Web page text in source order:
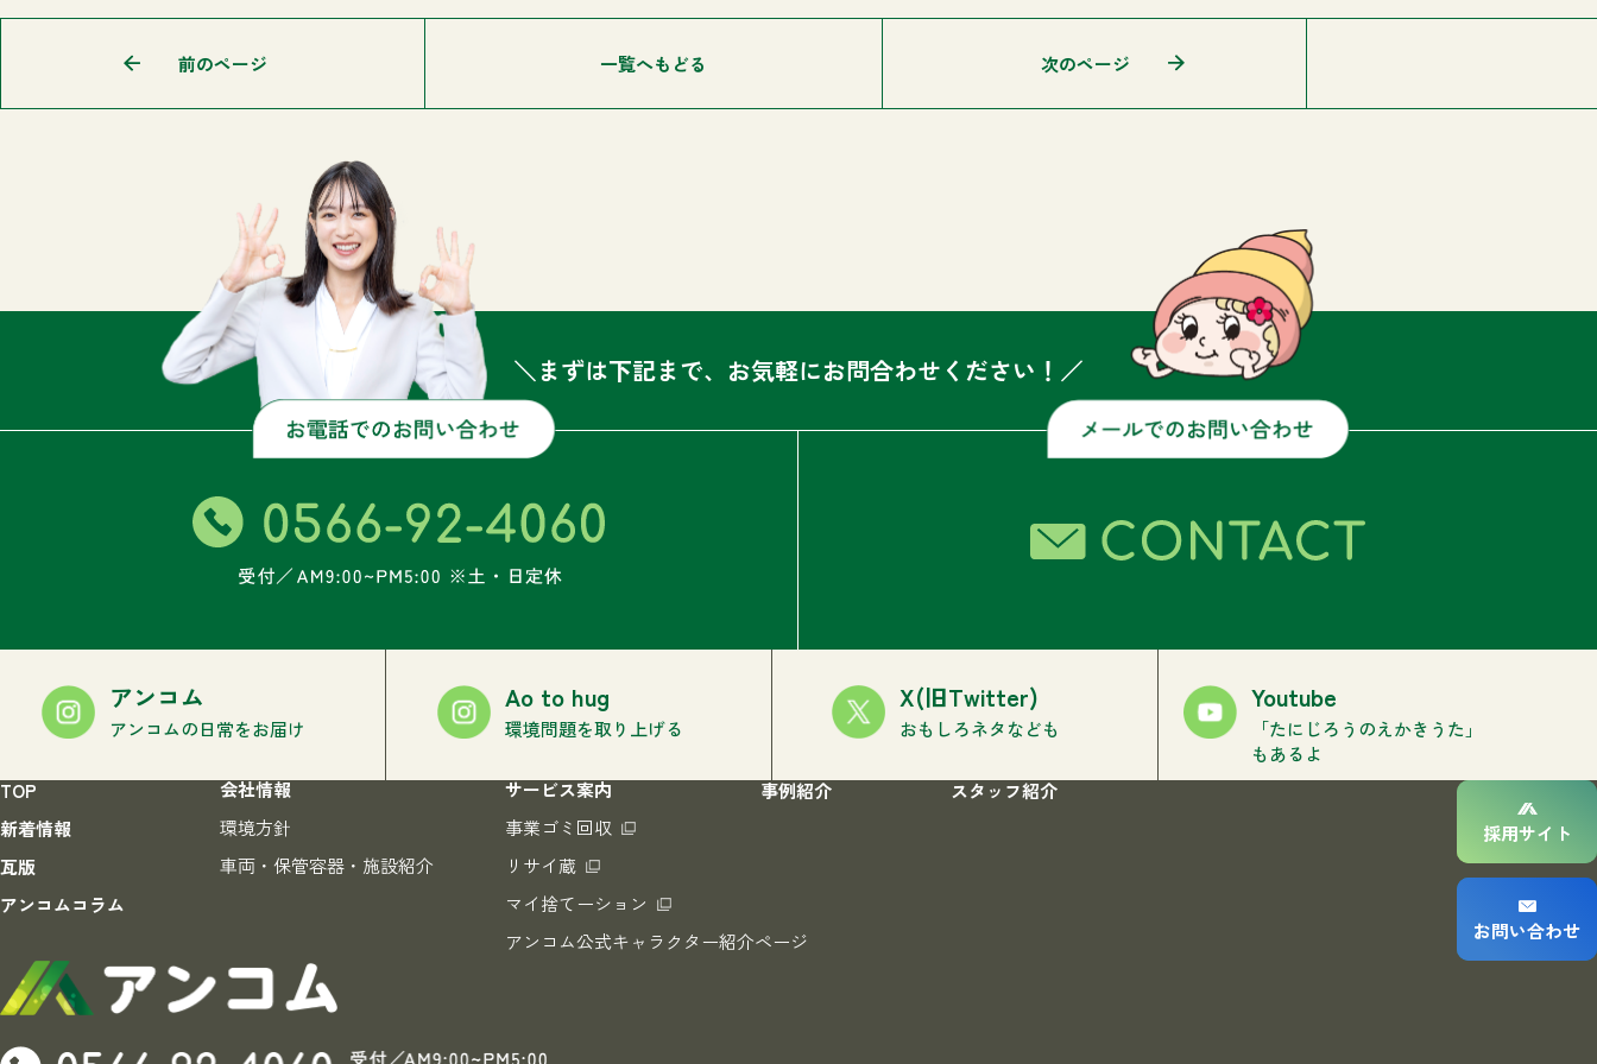
前のページ 一覧へもどる 次のページ
＼まずは下記まで、お気軽にお問合わせください！／
アンコム
アンコムの日常をお届け
Ao to hug
環境問題を取り上げる
X(旧Twitter)
おもしろネタなども
Youtube
「たにじろうのえかきうた」
もあるよ
TOP
新着情報
瓦版
アンコムコラム
会社情報
環境方針
車両・保管容器・施設紹介
サービス案内
事業ゴミ回収
リサイ蔵
マイ捨てーション
アンコム公式キャラクター紹介ページ
事例紹介
スタッフ紹介
採用サイト
お問い合わせ